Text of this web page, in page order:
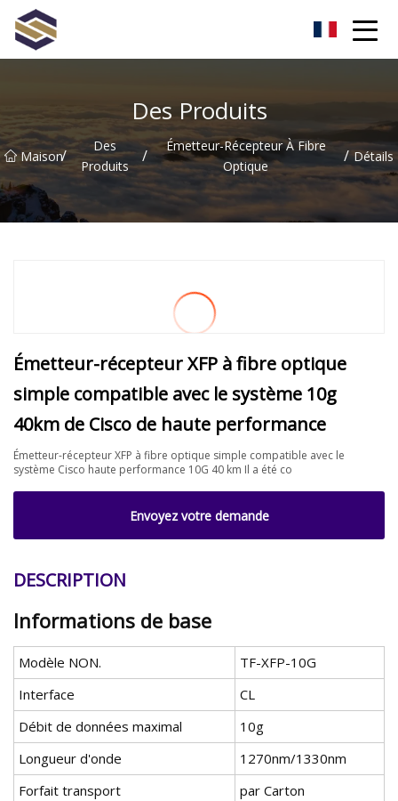
Des Produits
Maison/
Des
Produits
/
Émetteur-Récepteur À Fibre
Optique
/ Détails
Émetteur-récepteur XFP à fibre optique
simple compatible avec le système 10g
40km de Cisco de haute performance
Émetteur-récepteur XFP à fibre optique simple compatible avec le
système Cisco haute performance 10G 40 km Il a été co
Envoyez votre demande
DESCRIPTION
Informations de base
Modèle NON.
TF-XFP-10G
Interface
CL
Débit de données maximal
10g
Longueur d'onde
1270nm/1330nm
Forfait transport
par Carton